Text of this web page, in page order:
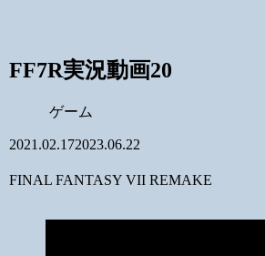
FF7R実況動画20
ゲーム
2021.02.172023.06.22
FINAL FANTASY VII REMAKE